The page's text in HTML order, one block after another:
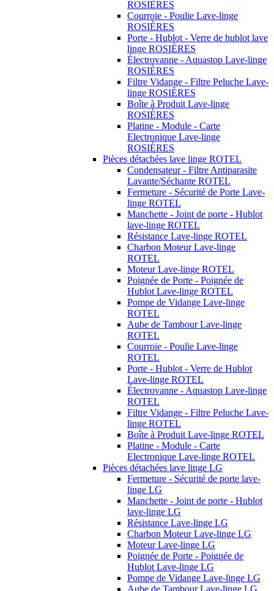
ROSIÈRES
Courroie - Poulie Lave-linge
ROSIÈRES
Porte - Hublot - Verre de hublot lave
linge ROSIÈRES
Électrovanne - Aquastop Lave-linge
ROSIÈRES
Filtre Vidange - Filtre Peluche Lave-
linge ROSIÈRES
Boîte à Produit Lave-linge
ROSIÈRES
Platine - Module - Carte
Electronique Lave-linge
ROSIÈRES
Pièces détachées lave linge ROTEL
Condensateur - Filtre Antiparasite
Lavante/Séchante ROTEL
Fermeture - Sécurité de Porte Lave-
linge ROTEL
Manchette - Joint de porte - Hublot
lave-linge ROTEL
Résistance Lave-linge ROTEL
Charbon Moteur Lave-linge
ROTEL
Moteur Lave-linge ROTEL
Poignée de Porte - Poignée de
Hublot Lave-linge ROTEL
Pompe de Vidange Lave-linge
ROTEL
Aube de Tambour Lave-linge
ROTEL
Courroie - Poulie Lave-linge
ROTEL
Porte - Hublot - Verre de Hublot
Lave-linge ROTEL
Électrovanne - Aquastop Lave-linge
ROTEL
Filtre Vidange - Filtre Peluche Lave-
linge ROTEL
Boîte à Produit Lave-linge ROTEL
Platine - Module - Carte
Electronique Lave-linge ROTEL
Pièces détachées lave linge LG
Fermeture - Sécurité de porte lave-
linge LG
Manchette - Joint de porte - Hublot
lave-linge LG
Résistance Lave-linge LG
Charbon Moteur Lave-linge LG
Moteur Lave-linge LG
Poignée de Porte - Poignée de
Hublot Lave-linge LG
Pompe de Vidange Lave-linge LG
Aube de Tambour Lave-linge LG